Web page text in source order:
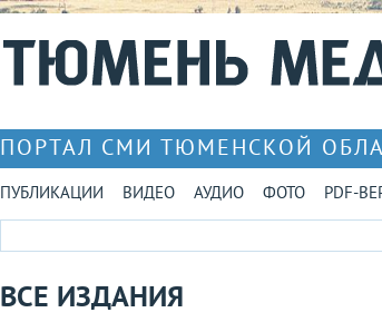
ПОРТАЛ СМИ ТЮМЕНСКОЙ
ПУБЛИКАЦИИ ВИДЕО АУДИО ФОТО PDF-
ВСЕ ИЗДАНИЯ